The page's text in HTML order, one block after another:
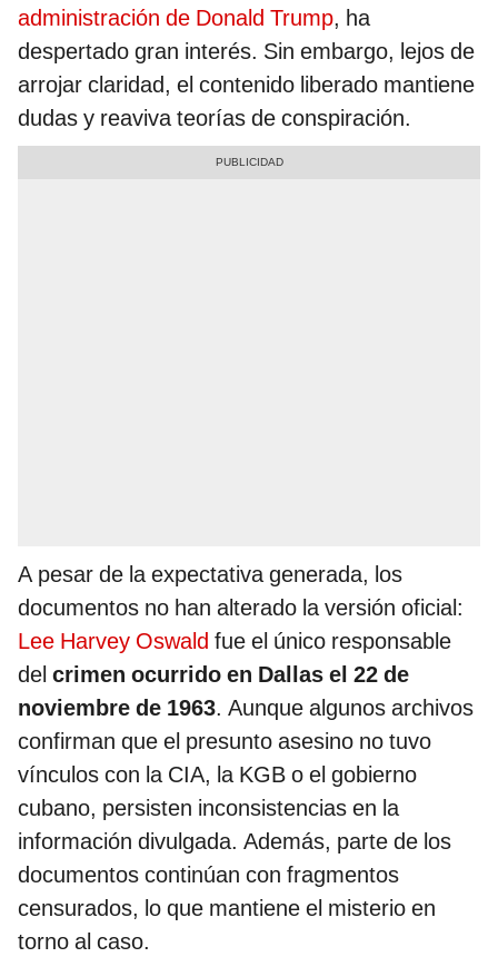
administración de Donald Trump, ha
despertado gran interés. Sin embargo, lejos de
arrojar claridad, el contenido liberado mantiene
dudas y reaviva teorías de conspiración.
A pesar de la expectativa generada, los
documentos no han alterado la versión oficial:
Lee Harvey Oswald fue el único responsable
del crimen ocurrido en Dallas el 22 de
noviembre de 1963. Aunque algunos archivos
confirman que el presunto asesino no tuvo
vínculos con la CIA, la KGB o el gobierno
cubano, persisten inconsistencias en la
información divulgada. Además, parte de los
documentos continúan con fragmentos
censurados, lo que mantiene el misterio en
torno al caso.